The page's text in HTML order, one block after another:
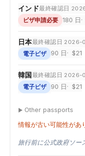
インド最終確認日
ビザ申請必要 180 日
日本最終確認日 2026-
電子ビザ 90 日 $21
韓国最終確認日 2026-
電子ビザ 90 日 $21
Other passports
情報が古い可能性が
旅行前に公式政府ソー